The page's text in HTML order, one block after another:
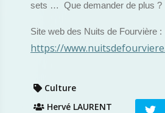
sets … Que demander de plus ?
Site web des Nuits de Fourvière :
https://
Culture
Hervé LAURENT